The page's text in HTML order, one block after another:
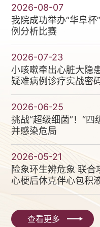
2026-08-07
我院成功举办“华阜
例分析比赛
2026-07-23
小咳嗽牵出心脏大隐
疑难病例诊疗实战密
2026-06-25
挑战“超级细菌”！“
并感染危局
2026-05-21
险象环生辨危象 联合
心梗后休克伴心包积
查看更多